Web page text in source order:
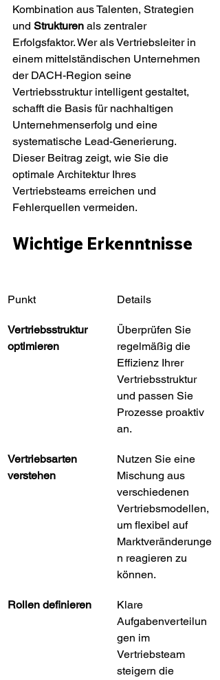
Kombination aus Talenten, Strategien
und Strukturen als zentraler
Erfolgsfaktor. Wer als Vertriebsleiter in
einem mittelständischen Unternehmen
der DACH-Region seine
Vertriebsstruktur intelligent gestaltet,
schafft die Basis für nachhaltigen
Unternehmenserfolg und eine
systematische Lead-Generierung.
Dieser Beitrag zeigt, wie Sie die
optimale Architektur Ihres
Vertriebsteams erreichen und
Fehlerquellen vermeiden.
Wichtige Erkenntnisse
Punkt Details
Vertriebsstruktur
optimieren
Überprüfen Sie
regelmäßig die
Effizienz Ihrer
Vertriebsstruktur
und passen Sie
Prozesse proaktiv
an.
Vertriebsarten
verstehen
Nutzen Sie eine
Mischung aus
verschiedenen
Vertriebsmodellen,
um flexibel auf
Marktveränderunge
n reagieren zu
können.
Rollen definieren
Klare
Aufgabenverteilun
gen im
Vertriebsteam
steigern die